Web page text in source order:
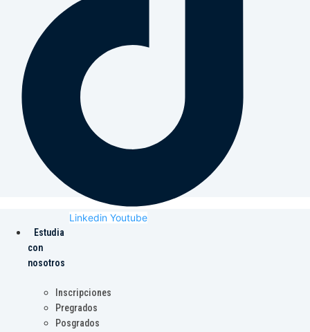
Linkedin Youtube
Estudia
con
nosotros
Inscripciones
Pregrados
Posgrados